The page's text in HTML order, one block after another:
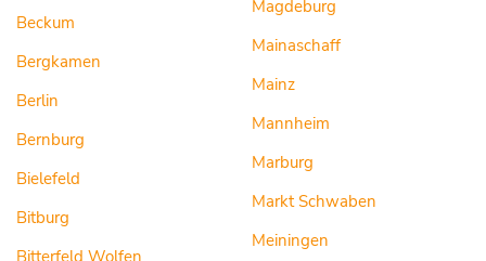
Beckum
Bergkamen
Berlin
Bernburg
Bielefeld
Bitburg
Bitterfeld Wolfen
Magdeburg
Mainaschaff
Mainz
Mannheim
Marburg
Markt Schwaben
Meiningen